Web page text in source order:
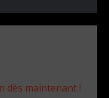
dès maintenant !